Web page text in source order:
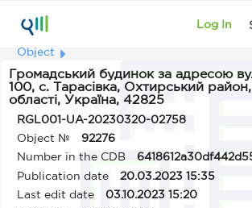
Log In
Object
Громадський будинок за адресою
100, с. Тарасівка, Охтирський
області, Україна, 42825
RGL001-UA-20230320-02758
Object №
92276
Number in the CDB
Publication date
20.03.2023 15:35
Last edit date
03.10.2023 15:20